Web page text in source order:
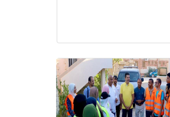
وأسرهم
المخدرات